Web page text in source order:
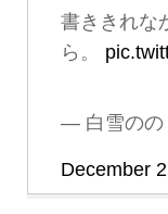
書ききれな
ら。
— 白雪のの
December